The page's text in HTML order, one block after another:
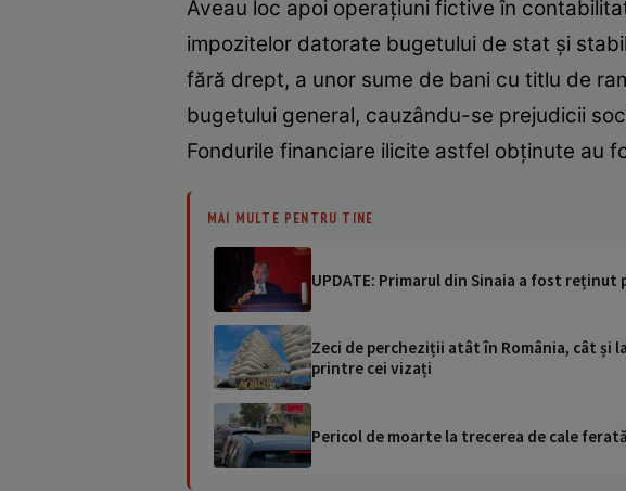
Aveau loc apoi operaţiuni fictive în
impozitelor datorate bugetului de stat şi
fără drept, a unor sume de bani cu titlu de
bugetului general, cauzându-se prejudicii
Fondurile financiare ilicite astfel obţinute au
MAI MULTE PENTRU TINE
UPDATE: Primarul din Sinaia a fost
Zeci de percheziții atât în România, cât și
printre cei vizați
Pericol de moarte la trecerea de cale